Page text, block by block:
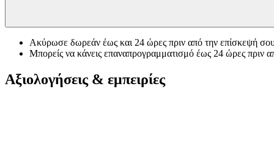
Ακύρωσε δωρεάν έως και 24 ώρες πριν από την επίσκεψή
Μπορείς να κάνεις επαναπρογραμματισμό έως 24 ώρες πριν
Αξιολογήσεις & εμπειρίες